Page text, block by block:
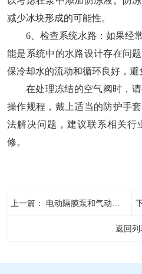
减少冰块形成的可能性。
6、检查系统水路：如果经
能是系统中的水路设计存在问
保冷却水的流动和循环良好，避
在处理冻结的空气阀时，
操作规程，戴上适当的防护手
法解决问题，建议联系相关行
修。
上一篇： 电动隔膜泵和气动隔膜泵区别有哪些?
返回列